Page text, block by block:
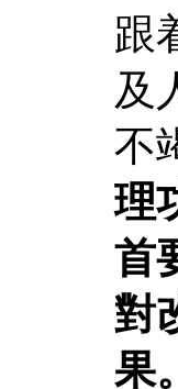
跟
及
不
理
首
對
果。